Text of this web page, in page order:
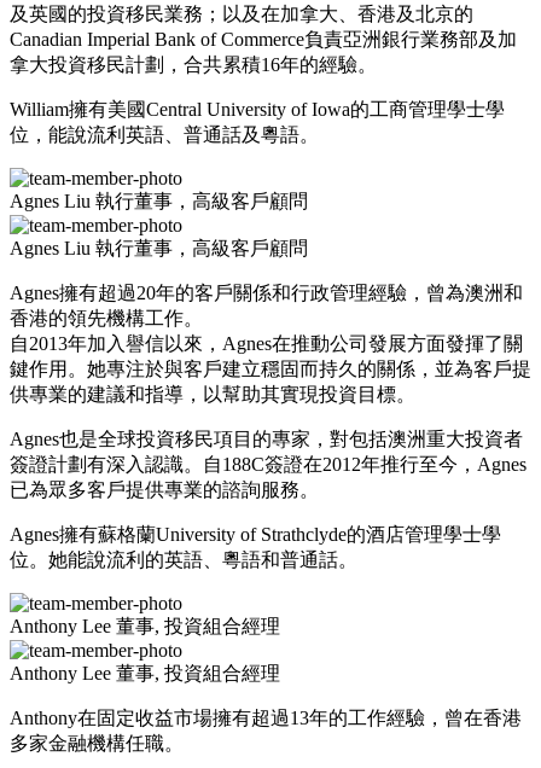
及英國的投資移民業務；以及在加拿大、香港及北京的
Canadian Imperial Bank of Commerce負責亞洲銀行業務部及加
拿大投資移民計劃，合共累積16年的經驗。
William擁有美國Central University of Iowa的工商管理學士學
位，能說流利英語、普通話及粵語。
Agnes Liu 執行董事，高級客戶顧問
Agnes Liu 執行董事，高級客戶顧問
Agnes擁有超過20年的客戶關係和行政管理經驗，曾為澳洲和
香港的領先機構工作。
自2013年加入譽信以來，Agnes在推動公司發展方面發揮了關
鍵作用。她專注於與客戶建立穩固而持久的關係，並為客戶提
供專業的建議和指導，以幫助其實現投資目標。
Agnes也是全球投資移民項目的專家，對包括澳洲重大投資者
簽證計劃有深入認識。自188C簽證在2012年推行至今，Agnes
已為眾多客戶提供專業的諮詢服務。
Agnes擁有蘇格蘭University of Strathclyde的酒店管理學士學
位。她能說流利的英語、粵語和普通話。
Anthony Lee 董事, 投資組合經理
Anthony Lee 董事, 投資組合經理
Anthony在固定收益市場擁有超過13年的工作經驗，曾在香港
多家金融機構任職。